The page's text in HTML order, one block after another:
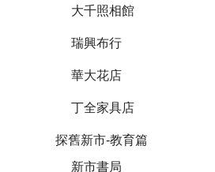
大千照相館
瑞興布行
華大花店
丁全家具店
探舊新市-教育篇
新市書局